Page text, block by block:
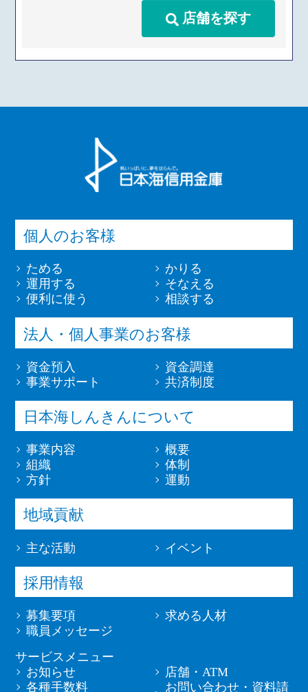
店舗を探す
個人のお客様
ためる
かりる
運用する
そなえる
便利に使う
相談する
法人・個人事業のお客様
資金預入
資金調達
事業サポート
共済制度
日本海しんきんについて
事業内容
概要
組織
体制
方針
運動
地域貢献
主な活動 イベント
採用情報
募集要項
求める人材
職員メッセージ
サービスメニュー
お知らせ
店舗・ATM
各種手数料
お問い合わせ・資料請